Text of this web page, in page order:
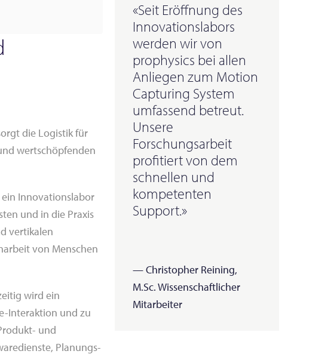
die Logistik für
wertschöpfenden
Innovationslabor
und in die Praxis
vertikalen
von Menschen
wird ein
Interaktion und zu
und
Planungs-
«Seit Eröffnung des
Innovationslabors
werden wir von
prophysics bei allen
Anliegen zum Motion
Capturing System
umfassend betreut.
Unsere
Forschungsarbeit
profitiert von dem
schnellen und
kompetenten
Support.»
— Christopher Reining,
M.Sc. Wissenschaftlicher
Mitarbeiter